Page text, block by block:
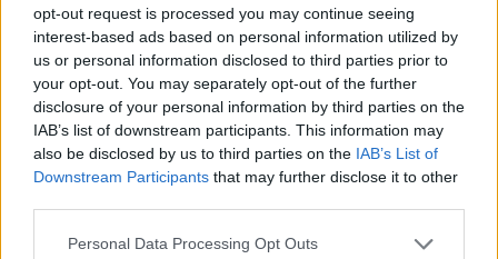
opt-out request is processed you may continue seeing
interest-based ads based on personal information utilized by
us or personal information disclosed to third parties prior to
your opt-out. You may separately opt-out of the further
disclosure of your personal information by third parties on the
IAB’s list of downstream participants. This information may
also be disclosed by us to third parties on the IAB’s List of
Downstream Participants that may further disclose it to other
Personal Data Processing Opt Outs
ΔΕΙΤΕ ΕΠΙΣΗΣ